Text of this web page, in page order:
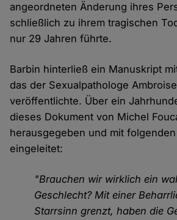
angeordneten Änderung ihres
schließlich zu ihrem tragischen
nur 29 Jahren führte.
Barbin hinterließ ein Manuskript
das der Sexualpathologe
veröffentlichte. Über ein
dieses Dokument von Michel
herausgegeben und mit
eingeleitet:
"Brauchen wir wirklich ein
Geschlecht? Mit einer
Starrsinn grenzt, haben die